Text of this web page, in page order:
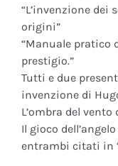
“L’invenzione dei
origini”
“Manuale pratico
prestigio.”
Tutti e due
invenzione di
L’ombra del
Il gioco
entrambi citati in